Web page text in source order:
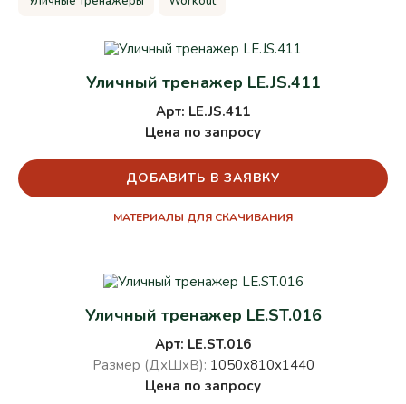
Уличный тренажер LE.JS.411
Арт: LE.JS.411
Цена по запросу
ДОБАВИТЬ В ЗАЯВКУ
МАТЕРИАЛЫ ДЛЯ СКАЧИВАНИЯ
Уличный тренажер LE.ST.016
Арт: LE.ST.016
Размер (ДхШхВ): 1050х810х1440
Цена по запросу